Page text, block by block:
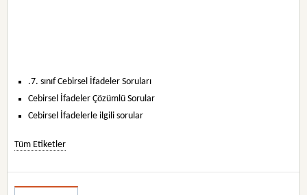
.7. sınıf Cebirsel İfadeler Soruları
Cebirsel İfadeler Çözümlü Sorular
Cebirsel İfadelerle ilgili sorular
Tüm Etiketler